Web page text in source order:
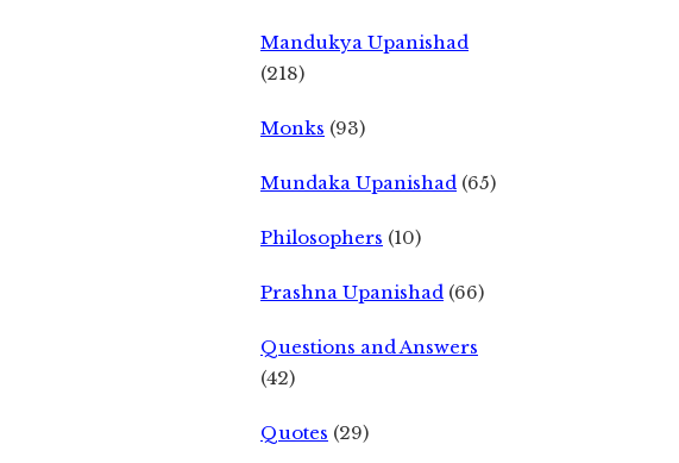
Mandukya Upanishad
(218)
Monks (93)
Mundaka Upanishad (65)
Philosophers (10)
Prashna Upanishad (66)
Questions and Answers
(42)
Quotes (29)